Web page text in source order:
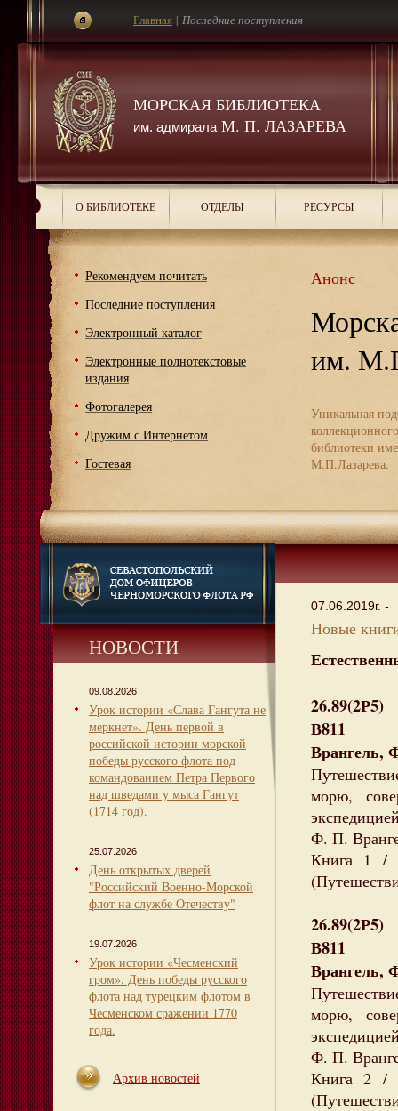
МОРСКАЯ БИБЛИОТЕКА
им. адмиралаМ. П. ЛАЗАРЕВА
Главная | Последние поступления
О БИБЛИОТЕКЕ ОТДЕЛЫ РЕСУРСЫ
Рекомендуем почитать
Последние поступления
Электронный каталог
Электронные полнотекстовые
издания
Фотогалерея
Дружим с Интернетом
Гостевая
Анонс
им.
Уникальная
библиотеки
М.П.Лазарева.
НОВОСТИ
09.08.2026
Урок истории «Слава Гангута не
меркнет». День первой в
российской истории морской
победы русского флота под
командованием Петра Первого
над шведами у мыса Гангут
(1714 год).
25.07.2026
День открытых дверей
"Российский Военно-Морской
флот на службе Отечеству"
19.07.2026
Урок истории «Чесменский
гром». День победы русского
флота над турецким флотом в
Чесменском сражении 1770
года.
Архив новостей
07.06.2019г. -
Новые
26.89(2Р5)
В811
Врангель,
морю,
Ф. П.
Книга 1 /
26.89(2Р5)
В811
Врангель,
морю,
Ф. П.
Книга 2 /